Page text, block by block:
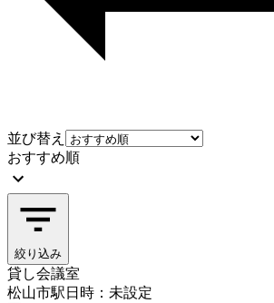
並び替え
おすすめ順
絞り込み
貸し会議室
松山市駅日時：未設定